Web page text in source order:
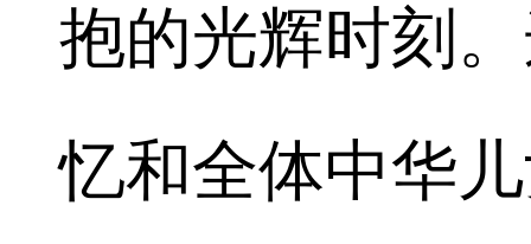
抱的光辉时刻
忆和全体中华